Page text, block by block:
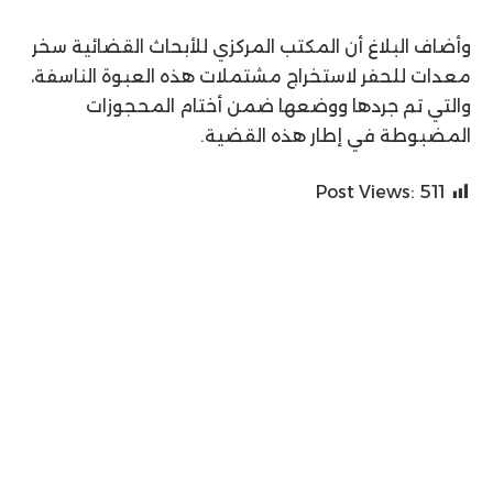
وأضاف البلاغ أن المكتب المركزي للأبحاث القضائية سخر
معدات للحفر لاستخراج مشتملات هذه العبوة الناسفة،
والتي تم جردها ووضعها ضمن أختام المحجوزات
المضبوطة في إطار هذه القضية.
Post Views: 511